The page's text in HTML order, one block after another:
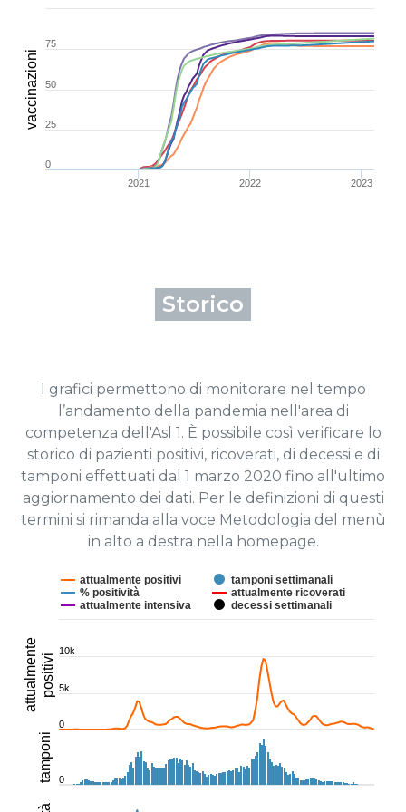
vaccinazioni
2021 2022 2023
0
25
50
75
Storico
I grafici permettono di monitorare nel tempo
l’andamento della pandemia nell'area di
competenza dell'Asl 1. È possibile così verificare lo
storico di pazienti positivi, ricoverati, di decessi e di
tamponi effettuati dal 1 marzo 2020 fino all'ultimo
aggiornamento dei dati. Per le definizioni di questi
termini si rimanda alla voce Metodologia del menù
in alto a destra nella homepage.
attualmentepositivi
tamponi
attualmente positivi
tamponi settimanali
% positività
attualmente ricoverati
attualmente intensiva
decessi settimanali
0
5k
10k
0